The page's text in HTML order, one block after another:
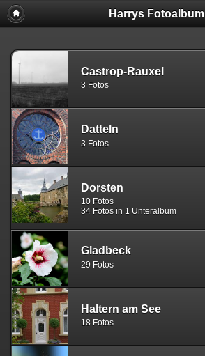
Harrys Fotoalbum
Castrop-Rauxel
3 Fotos
Datteln
3 Fotos
Dorsten
10 Fotos
34 Fotos in 1 Unteralbum
Gladbeck
29 Fotos
Haltern am See
18 Fotos